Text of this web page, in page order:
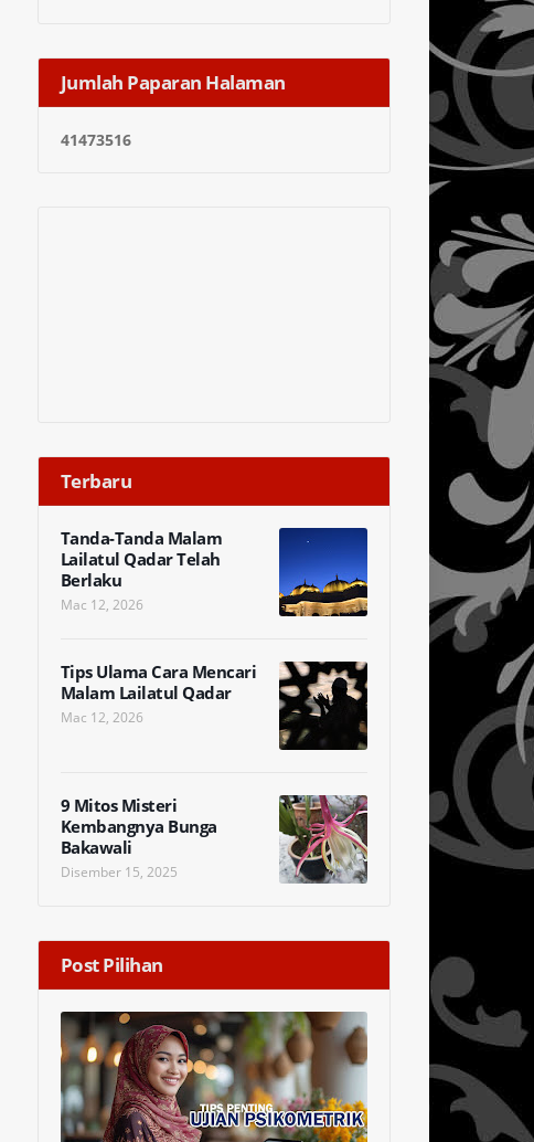
Jumlah Paparan Halaman
41473516
Terbaru
Tanda-Tanda Malam
Lailatul Qadar Telah
Berlaku
Mac 12, 2026
Tips Ulama Cara Mencari
Malam Lailatul Qadar
Mac 12, 2026
9 Mitos Misteri
Kembangnya Bunga
Bakawali
Disember 15, 2025
Post Pilihan